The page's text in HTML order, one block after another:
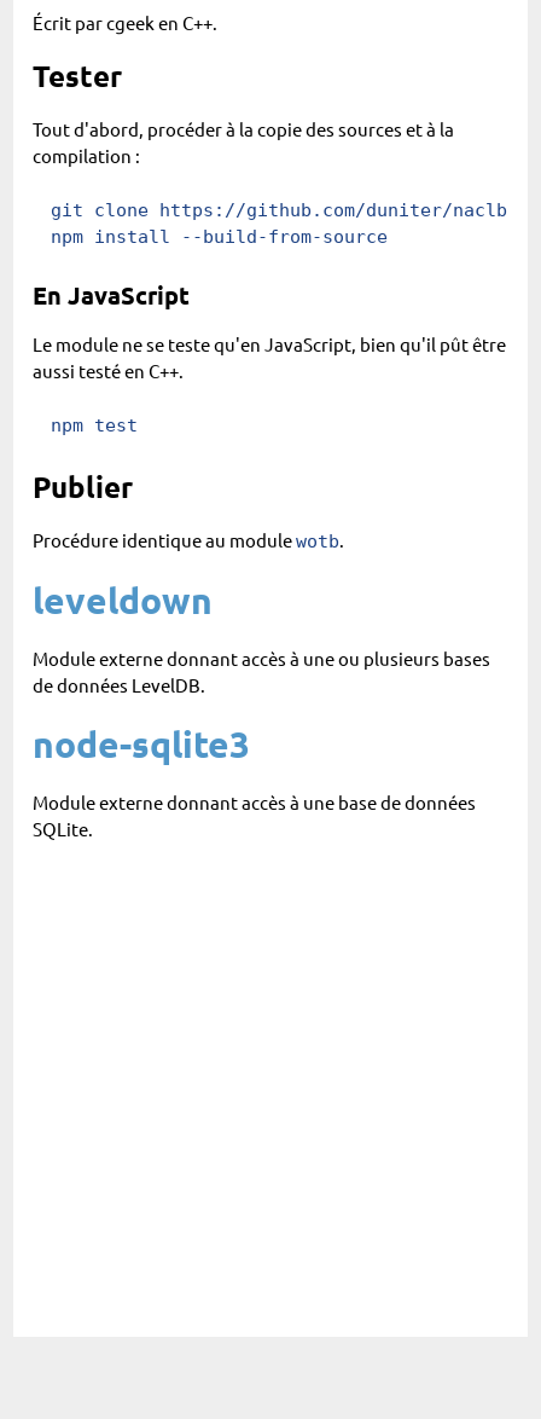
Écrit par cgeek en C++.
Tester
Tout d'abord, procéder à la copie des sources et à la
compilation :
git clone https://github.com/duniter/
npm install --build-from-source
En JavaScript
Le module ne se teste qu'en JavaScript, bien qu'il pût être
aussi testé en C++.
npm test
Publier
Procédure identique au modulewotb.
leveldown
Module externe donnant accès à une ou plusieurs bases
de données LevelDB.
node-sqlite3
Module externe donnant accès à une base de données
SQLite.